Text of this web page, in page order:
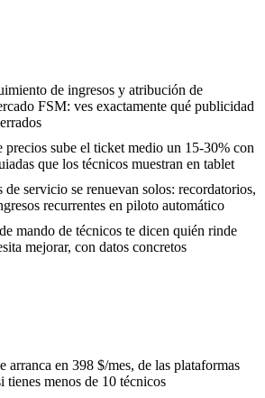
de ingresos y atribución de
FSM: ves exactamente qué publicidad
precios sube el ticket medio un 15-30% con
que los técnicos muestran en tablet
de servicio se renuevan solos: recordatorios,
recurrentes en piloto automático
mando de técnicos te dicen quién rinde
mejorar, con datos concretos
arranca en 398 $/mes, de las plataformas
tienes menos de 10 técnicos